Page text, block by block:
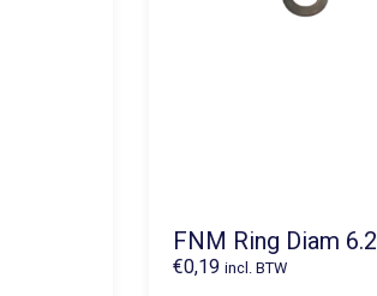
FNM Ring Diam 6.2
€0,19 incl. BTW